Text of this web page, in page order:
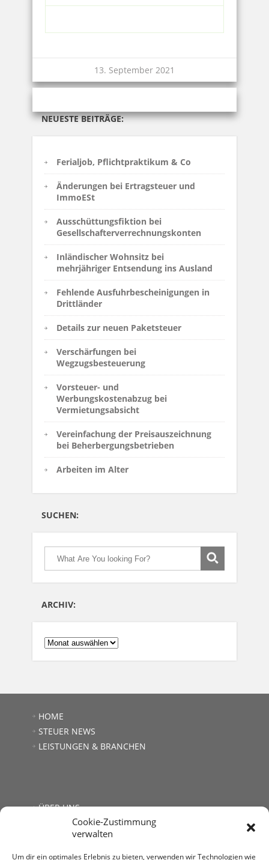
Cookie-Zustimmung
verwalten
Um dir ein optimales Erlebnis zu bieten, verwenden wir Technologien wie
NEUESTE BEITRÄGE:
Ferialjob, Pflichtpraktikum & Co
Änderungen bei Ertragsteuer und
ImmoESt
Ausschüttungsfiktion bei
Gesellschafterverrechnungskonten
Inländischer Wohnsitz bei
mehrjähriger Entsendung ins Ausland
Fehlende Ausfuhrbescheinigungen in
Drittländer
Details zur neuen Paketsteuer
Verschärfungen bei
Wegzugsbesteuerung
Vorsteuer- und
Werbungskostenabzug bei
Vermietungsabsicht
Vereinfachung der Preisauszeichnung
bei Beherbergungsbetrieben
Arbeiten im Alter
SUCHEN:
ARCHIV:
ARCHIV:
13. September 2021
HOME
STEUER NEWS
LEISTUNGEN & BRANCHEN
ÜBER UNS
KONTAKT